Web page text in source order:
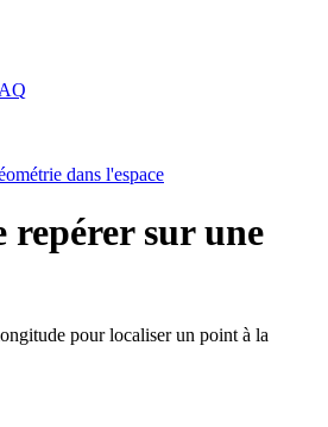
dans l'espace
repérer sur une
pour localiser un point à la